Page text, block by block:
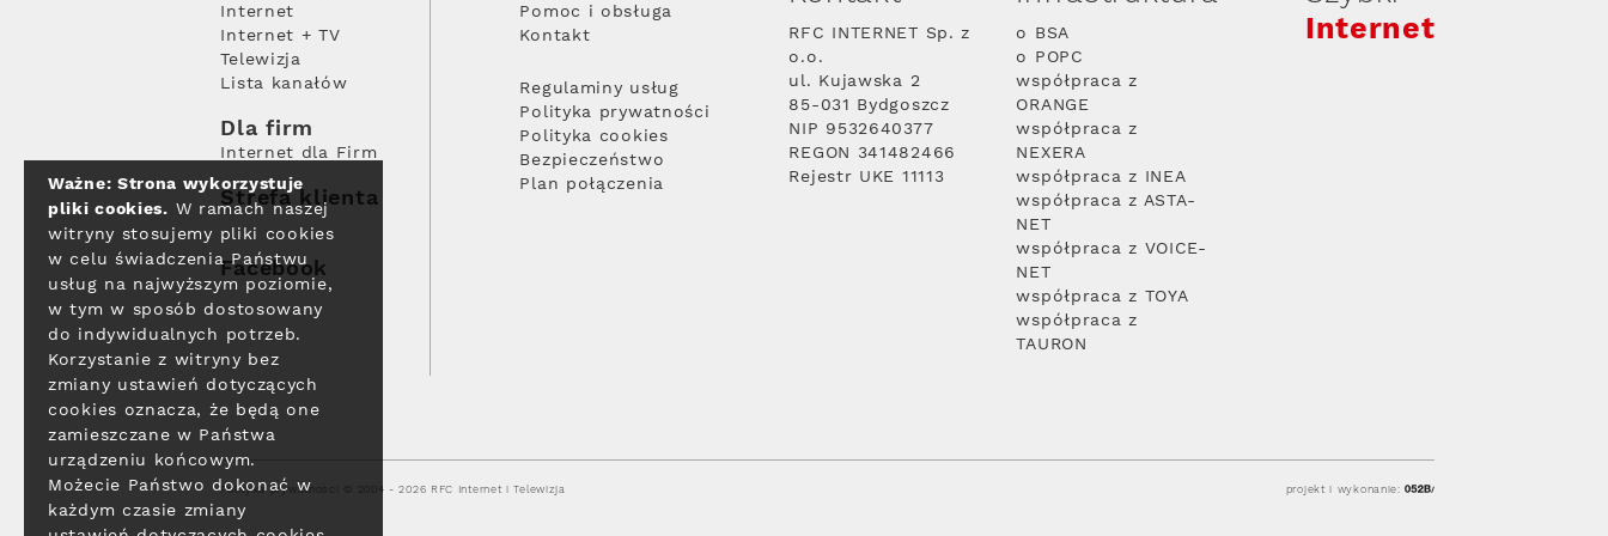
Internet
Internet + TV
Telewizja
Lista kanałów
Dla firm
Internet dla Firm
Strefa klienta
Facebook
Pomoc i obsługa
Kontakt
Regulaminy usług
Polityka prywatności
Polityka cookies
Bezpieczeństwo
Plan połączenia
RFC INTERNET Sp. z
o.o.
ul. Kujawska 2
85-031 Bydgoszcz
NIP 9532640377
REGON 341482466
Rejestr UKE 11113
o BSA
o POPC
współpraca z
ORANGE
współpraca z
NEXERA
współpraca z INEA
współpraca z ASTA-
NET
współpraca z VOICE-
NET
współpraca z TOYA
współpraca z
TAURON
Internet
Polityka prywatności © 2004 - 2026 RFC Internet i Telewizja projekt i wykonanie:
Ważne: Strona wykorzystuje
pliki cookies. W ramach naszej
witryny stosujemy pliki cookies
w celu świadczenia Państwu
usług na najwyższym poziomie,
w tym w sposób dostosowany
do indywidualnych potrzeb.
Korzystanie z witryny bez
zmiany ustawień dotyczących
cookies oznacza, że będą one
zamieszczane w Państwa
urządzeniu końcowym.
Możecie Państwo dokonać w
każdym czasie zmiany